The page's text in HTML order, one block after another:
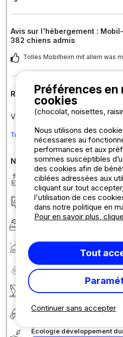
Avis sur l'hébergement :
382 chiens admis
Tolles Mobilheim mit allem was
Réponse de l'établissement
Vielen Dank für Ihre Bewertung.
Traduire le commentaire en
Notes détaillées du camping
Propreté
Hébergement/Emplacement
Confort
Services
Rapport qualité/prix
Activités / Animations
Restauration
Écologie développement
Continuer sans accepter
Préférences en
cookies
(chocolat, noisettes,
Nous utilisons des
nécessaires au
performances et aux
sommes susceptibles
des cookies afin de
ciblées adressées aux
cliquant sur tout
l'utilisation de ces
dans notre politique en
Pour en savoir plus,
Tout